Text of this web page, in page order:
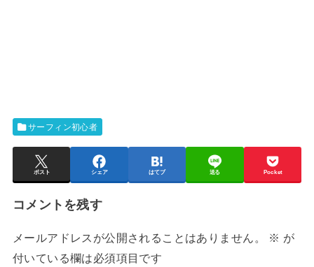
サーフィン初心者
ポスト シェア はてブ 送る Pocket
コメントを残す
メールアドレスが公開されることはありません。 ※ が
付いている欄は必須項目です